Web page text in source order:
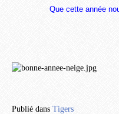
Que cette année
Publié dans Tigers